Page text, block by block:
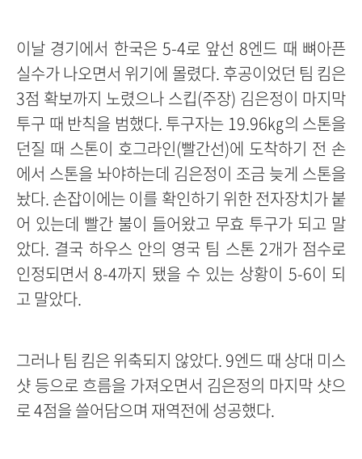
이날 경기에서 한국은 5-4로 앞선 8엔드 때 뼈아픈
실수가 나오면서 위기에 몰렸다. 후공이었던 팀 킴은
3점 확보까지 노렸으나 스킵(주장) 김은정이 마지막
투구 때 반칙을 범했다. 투구자는 19.96㎏의 스톤을
던질 때 스톤이 호그라인(빨간선)에 도착하기 전 손
에서 스톤을 놔야하는데 김은정이 조금 늦게 스톤을
놨다. 손잡이에는 이를 확인하기 위한 전자장치가 붙
어 있는데 빨간 불이 들어왔고 무효 투구가 되고 말
았다. 결국 하우스 안의 영국 팀 스톤 2개가 점수로
인정되면서 8-4까지 됐을 수 있는 상황이 5-6이 되
고 말았다.
그러나 팀 킴은 위축되지 않았다. 9엔드 때 상대 미스
샷 등으로 흐름을 가져오면서 김은정의 마지막 샷으
로 4점을 쓸어담으며 재역전에 성공했다.